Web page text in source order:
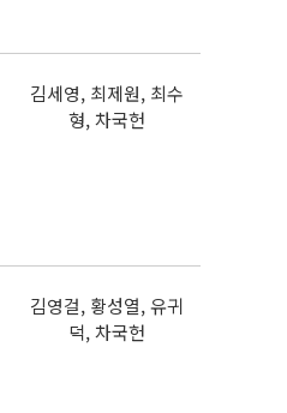
김세영, 최제원, 최수
형, 차국헌
김영걸, 황성열, 유귀
덕, 차국헌